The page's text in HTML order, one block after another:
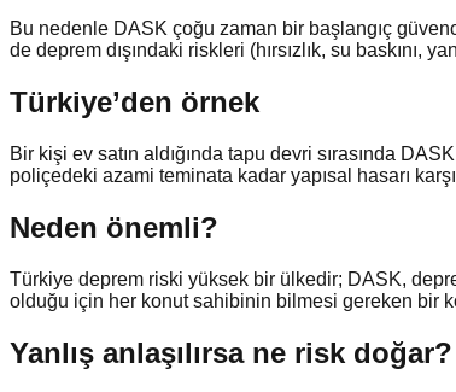
Bu nedenle DASK çoğu zaman bir başlangıç
de deprem dışındaki riskleri (hırsızlık, su baskını,
Türkiye’den örnek
Bir kişi ev satın aldığında tapu devri sırasında
poliçedeki azami teminata kadar yapısal hasarı
Neden önemli?
Türkiye deprem riski yüksek bir ülkedir; DASK,
olduğu için her konut sahibinin bilmesi gereken bir
Yanlış anlaşılırsa ne risk doğar?